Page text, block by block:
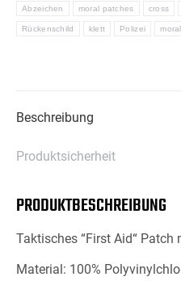
KLETT
SCHWARZ-
Abzeichen moral patches cross
Rückenschild klett Polizei
Beschreibung
Produktsicherheit
PRODUKTBESCHREIBUNG
Taktisches “First Aid“ Patch
Material: 100%